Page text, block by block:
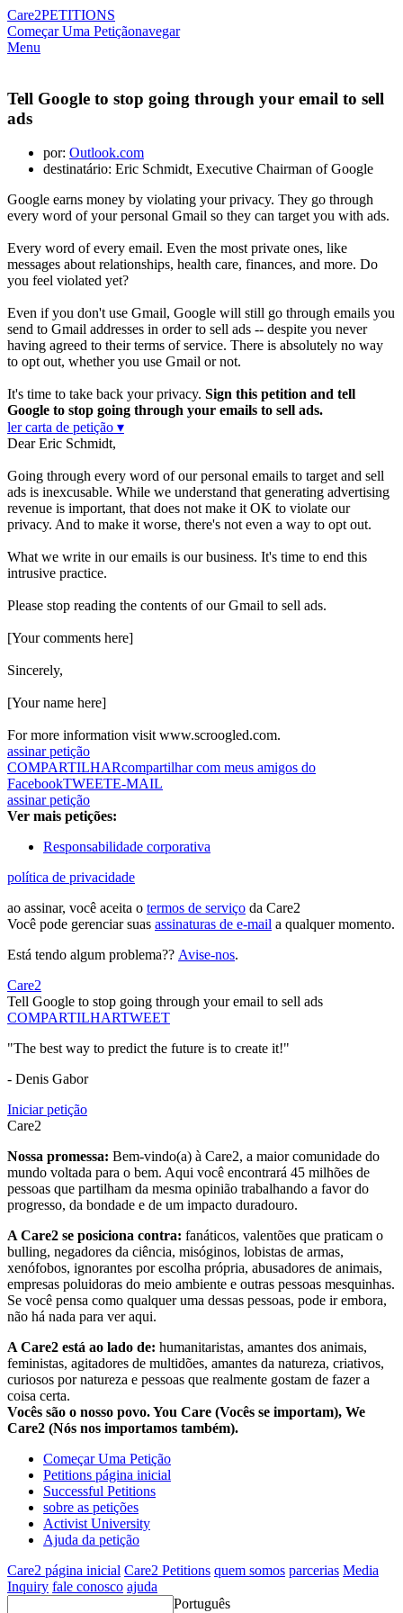
Care2PETITIONS
Começar Uma Petiçãonavegar
Menu
Tell Google to stop going through your email to sell
ads
por: Outlook.com
destinatário: Eric Schmidt, Executive Chairman of Google
Google earns money by violating your privacy. They go through
every word of your personal Gmail so they can target you with ads.
Every word of every email. Even the most private ones, like
messages about relationships, health care, finances, and more. Do
you feel violated yet?
Even if you don't use Gmail, Google will still go through emails you
send to Gmail addresses in order to sell ads -- despite you never
having agreed to their terms of service. There is absolutely no way
to opt out, whether you use Gmail or not.
It's time to take back your privacy. Sign this petition and tell
Google to stop going through your emails to sell ads.
ler carta de petição ▾
Dear Eric Schmidt,
Going through every word of our personal emails to target and sell
ads is inexcusable. While we understand that generating advertising
revenue is important, that does not make it OK to violate our
privacy. And to make it worse, there's not even a way to opt out.
What we write in our emails is our business. It's time to end this
intrusive practice.
Please stop reading the contents of our Gmail to sell ads.
[Your comments here]
Sincerely,
[Your name here]
For more information visit www.scroogled.com.
assinar petição
COMPARTILHARcompartilhar com meus amigos do
FacebookTWEETE-MAIL
assinar petição
Ver mais petições:
Responsabilidade corporativa
política de privacidade
ao assinar, você aceita o termos de serviço da Care2
Você pode gerenciar suas assinaturas de e-mail a qualquer momento.
Está tendo algum problema?? Avise-nos.
Care2
Tell Google to stop going through your email to sell ads
COMPARTILHARTWEET
"The best way to predict the future is to create it!"
- Denis Gabor
Iniciar petição
Care2
Nossa promessa: Bem-vindo(a) à Care2, a maior comunidade do
mundo voltada para o bem. Aqui você encontrará 45 milhões de
pessoas que partilham da mesma opinião trabalhando a favor do
progresso, da bondade e de um impacto duradouro.
A Care2 se posiciona contra: fanáticos, valentões que praticam o
bulling, negadores da ciência, misóginos, lobistas de armas,
xenófobos, ignorantes por escolha própria, abusadores de animais,
empresas poluidoras do meio ambiente e outras pessoas mesquinhas.
Se você pensa como qualquer uma dessas pessoas, pode ir embora,
não há nada para ver aqui.
A Care2 está ao lado de: humanitaristas, amantes dos animais,
feministas, agitadores de multidões, amantes da natureza, criativos,
curiosos por natureza e pessoas que realmente gostam de fazer a
coisa certa.
Vocês são o nosso povo. You Care (Vocês se importam), We
Care2 (Nós nos importamos também).
Começar Uma Petição
Petitions página inicial
Successful Petitions
sobre as petições
Activist University
Ajuda da petição
Care2 página inicial Care2 Petitions quem somos parcerias Media
Inquiry fale conosco ajuda
Português